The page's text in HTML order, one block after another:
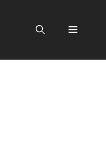
القائمة